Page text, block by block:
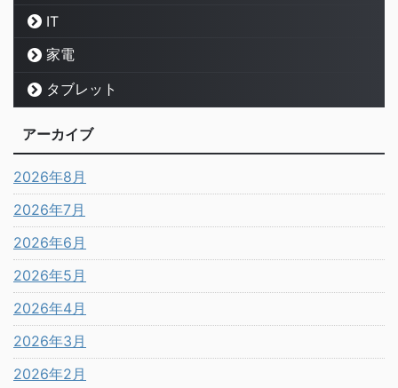
IT
家電
タブレット
アーカイブ
2026年8月
2026年7月
2026年6月
2026年5月
2026年4月
2026年3月
2026年2月